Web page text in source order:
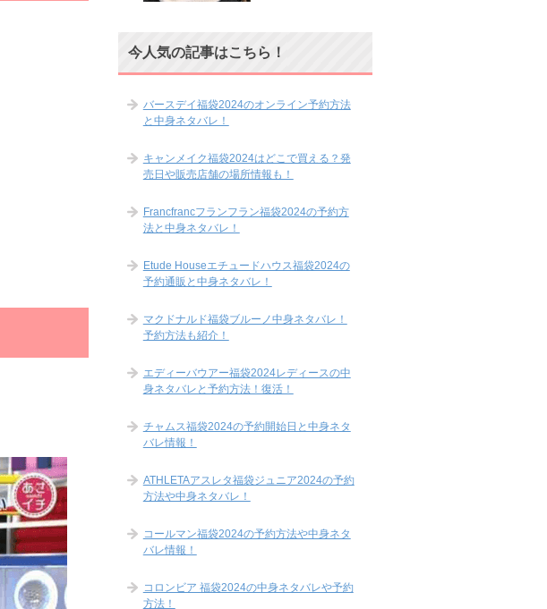
今人気の記事はこちら！
バースデイ福袋2024のオンライン予約方法
と中身ネタバレ！
キャンメイク福袋2024はどこで買える？発
売日や販売店舗の場所情報も！
Francfrancフランフラン福袋2024の予約方
法と中身ネタバレ！
Etude Houseエチュードハウス福袋2024の
予約通販と中身ネタバレ！
マクドナルド福袋ブルーノ中身ネタバレ！
予約方法も紹介！
エディーバウアー福袋2024レディースの中
身ネタバレと予約方法！復活！
チャムス福袋2024の予約開始日と中身ネタ
バレ情報！
ATHLETAアスレタ福袋ジュニア2024の予約
方法や中身ネタバレ！
コールマン福袋2024の予約方法や中身ネタ
バレ情報！
コロンビア 福袋2024の中身ネタバレや予約
方法！